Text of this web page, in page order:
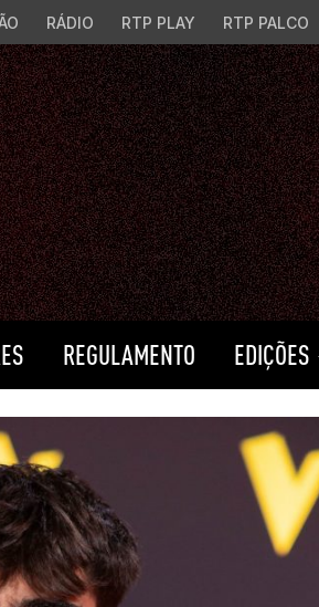
RÁDIO RTP PLAY RTP PALCO
REGULAMENTO EDIÇÕES